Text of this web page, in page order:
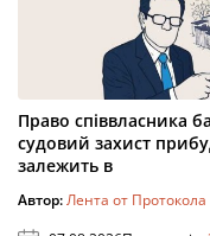
Право співвласника
судовий захист
залежить в
Автор:Лента от Протокола